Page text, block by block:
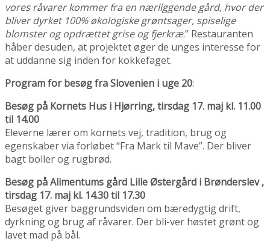
vores råvarer kommer fra en nærliggende gård, hvor der
bliver dyrket 100% økologiske grøntsager, spiselige
blomster og opdrættet grise og fjerkræ.” Restauranten
håber desuden, at projektet øger de unges interesse for
at uddanne sig inden for kokkefaget.
Program for besøg fra Slovenien i uge 20:
Besøg på Kornets Hus i Hjørring, tirsdag 17. maj kl. 11.00
til 14.00
Eleverne lærer om kornets vej, tradition, brug og
egenskaber via forløbet “Fra Mark til Mave”. Der bliver
bagt boller og rugbrød.
Besøg på Alimentums gård Lille Østergård i Brønderslev ,
tirsdag 17. maj kl. 14.30 til 17.30
Besøget giver baggrundsviden om bæredygtig drift,
dyrkning og brug af råvarer. Der bli-ver høstet grønt og
lavet mad på bål.